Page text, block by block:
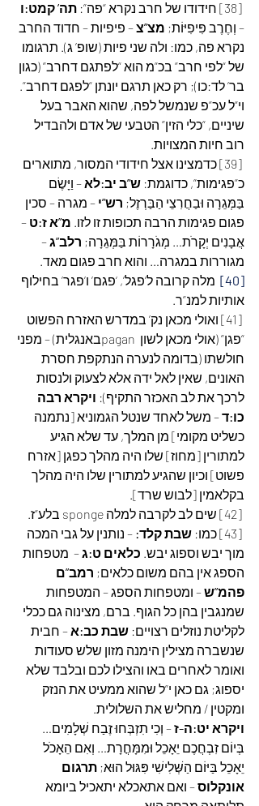
[38] חידודו של חרב נקרא “פה”:
תה’ קמט:ו
– וְחֶרֶב פִּיפִיּוֹת; מצ”צ – פיפיות – חדוד החרב
נקרא פה, כמו: ולה שני פיות (שופ’ ג). תרגומו
של “לפי חרב” בכ”מ הוא “לפתגם דחרב” (כגון
בר’ לד:כו); רק כאן תרגם יונתן “לפגם דחרב”.
וי”ל עכ”פ שנמשל לפה, שהוא האבר בעל
שיניים, “כלי הזין” הטבעי של אדם ולהבדיל
רוב חיות המצויות.
[39] כדמצינו אצל חידודי המסור, מתוארים
כ”פגימות”, כדוגמת: ש”ב יב:לא – וַיָּשֶׂם
בַּמְּגֵרָה וּבַחֲרִצֵי הַבַּרְזֶל; רש”י – מגרה – סכין
פגום פגימות הרבה תכופות זו לזו. מ”א ז:ט –
אֲבָנִים יְקָרֹת… מְגֹרָרוֹת בַּמְּגֵרָה; רלב”ג –
מגוררות במגרה… והוא חרב פגום מאד.
[40]
מלה קרובה ל’פגל’, ‘פגם’ ו’פגר’ בחילוף
אותיות למנ”ר.
[41] ואולי מכאן נק’ במדרש האזרח הפשוט
“פגן” (אולי מכאן לשון  paganבאנגלית) – מפני
חולשתו (בדומה לנערה הנתקפת חסרת
האונים, שאין לאל ידה אלא לצעוק ולנסות
לרכך את לב האכזר התקיף): ויקרא רבה
כו:ד – משל לאחד שנטל הגמוניא [נתמנה
כשליט מקומי] מן המלך, עד שלא הגיע
למתורין [מחוז] שלו היה מהלך כפגן [אזרח
פשוט] וכיון שהגיע למתורין שלו היה מהלך
בקלאמין [לבוש שרד].
[42] שים לב לקרבה למלה sponge בלע”ז.
[43] כמו:
שבת קלד: – נותנין על גבי המכה
מוך יבש וספוג יבש. כלאים ט:ג –  מטפחות
הספג אין בהם משום כלאים; רמב”ם
פהמ”ש – ומטפחות הספג – המטפחות
שמנגבין בהן כל הגוף. ברם, מצינוה גם ככלי
לקליטת נוזלים רצויים: שבת כב:א – חבית
שנשברה מצילין הימנה מזון שלש סעודות
ואומר לאחרים באו והצילו לכם ובלבד שלא
יספוג; גם כאן י”ל שהוא ממעיט את הנזק
ומקטין / מחליש את השלולית.
ויקרא יט:ה-ז – וְכִי תִזְבְּחוּ זֶבַח שְׁלָמִים…
בְּיוֹם זִבְחֲכֶם יֵאָכֵל וּמִמָּחֳרָת… וְאִם הֵאָכֹל
יֵאָכֵל בַּיּוֹם הַשְּׁלִישִׁי פִּגּוּל הוּא; תרגום
אונקלוס – ואם אתאכלא יתאכיל ביומא